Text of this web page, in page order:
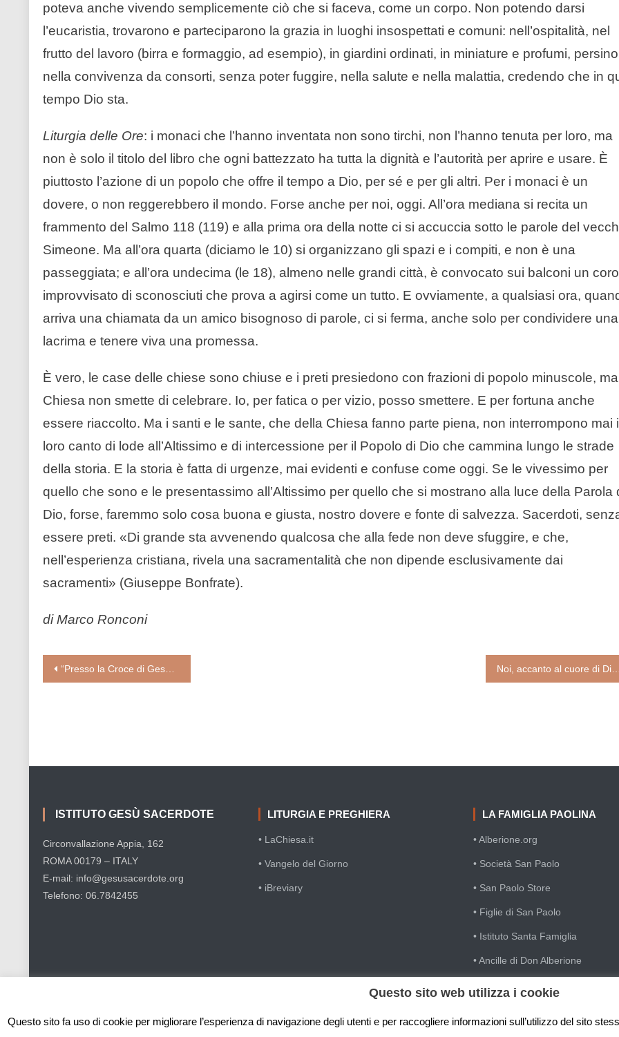
poteva anche vivendo semplicemente ciò che si faceva, come un corpo. Non potendo darsi
l’eucaristia, trovarono e parteciparono la grazia in luoghi insospettati e comuni: nell’ospitalità, nel
frutto del lavoro (birra e formaggio, ad esempio), in giardini ordinati, in miniature e profumi, persino
nella convivenza da consorti, senza poter fuggire, nella salute e nella malattia, credendo che in
tempo Dio sta.
Liturgia delle Ore: i monaci che l’hanno inventata non sono tirchi, non l’hanno tenuta per loro, ma
non è solo il titolo del libro che ogni battezzato ha tutta la dignità e l’autorità per aprire e usare. È
piuttosto l’azione di un popolo che offre il tempo a Dio, per sé e per gli altri. Per i monaci è un
dovere, o non reggerebbero il mondo. Forse anche per noi, oggi. All’ora mediana si recita un
frammento del Salmo 118 (119) e alla prima ora della notte ci si accuccia sotto le parole del
Simeone. Ma all’ora quarta (diciamo le 10) si organizzano gli spazi e i compiti, e non è una
passeggiata; e all’ora undecima (le 18), almeno nelle grandi città, è convocato sui balconi un coro
improvvisato di sconosciuti che prova a agirsi come un tutto. E ovviamente, a qualsiasi ora,
arriva una chiamata da un amico bisognoso di parole, ci si ferma, anche solo per condividere una
lacrima e tenere viva una promessa.
È vero, le case delle chiese sono chiuse e i preti presiedono con frazioni di popolo minuscole,
Chiesa non smette di celebrare. Io, per fatica o per vizio, posso smettere. E per fortuna anche
essere riaccolto. Ma i santi e le sante, che della Chiesa fanno parte piena, non interrompono mai
loro canto di lode all’Altissimo e di intercessione per il Popolo di Dio che cammina lungo le strade
della storia. E la storia è fatta di urgenze, mai evidenti e confuse come oggi. Se le vivessimo per
quello che sono e le presentassimo all’Altissimo per quello che si mostrano alla luce della Parola
Dio, forse, faremmo solo cosa buona e giusta, nostro dovere e fonte di salvezza. Sacerdoti,
essere preti. «Di grande sta avvenendo qualcosa che alla fede non deve sfuggire, e che,
nell’esperienza cristiana, rivela una sacramentalità che non dipende esclusivamente dai
sacramenti» (Giuseppe Bonfrate).
di Marco Ronconi
Navigazione
“Presso la Croce di Gesù stava Maria, sua madre” (padre Raniero Cantalamessa: 3° predica Quaresima 20) Noi, accanto al cuore di Dio
ISTITUTO GESÙ SACERDOTE
Circonvallazione Appia, 162
ROMA 00179 – ITALY
E-mail: info@gesusacerdote.org
Telefono: 06.7842455
LITURGIA E PREGHIERA
• LaChiesa.it
• Vangelo del Giorno
• iBreviary
LA FAMIGLIA PAOLINA
• Alberione.org
• Società San Paolo
• San Paolo Store
• Figlie di San Paolo
• Istituto Santa Famiglia
• Ancille di Don Alberione
Questo sito web utilizza i cookie
Questo sito fa uso di cookie per migliorare l’esperienza di navigazione degli utenti e per raccogliere informazioni sull’utilizzo del sito